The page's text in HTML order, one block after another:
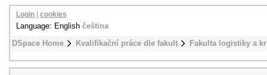
DSpace Home Kvalifikační práce dle fakult Fakulta logistiky a
Login cookies
Language: English čeština